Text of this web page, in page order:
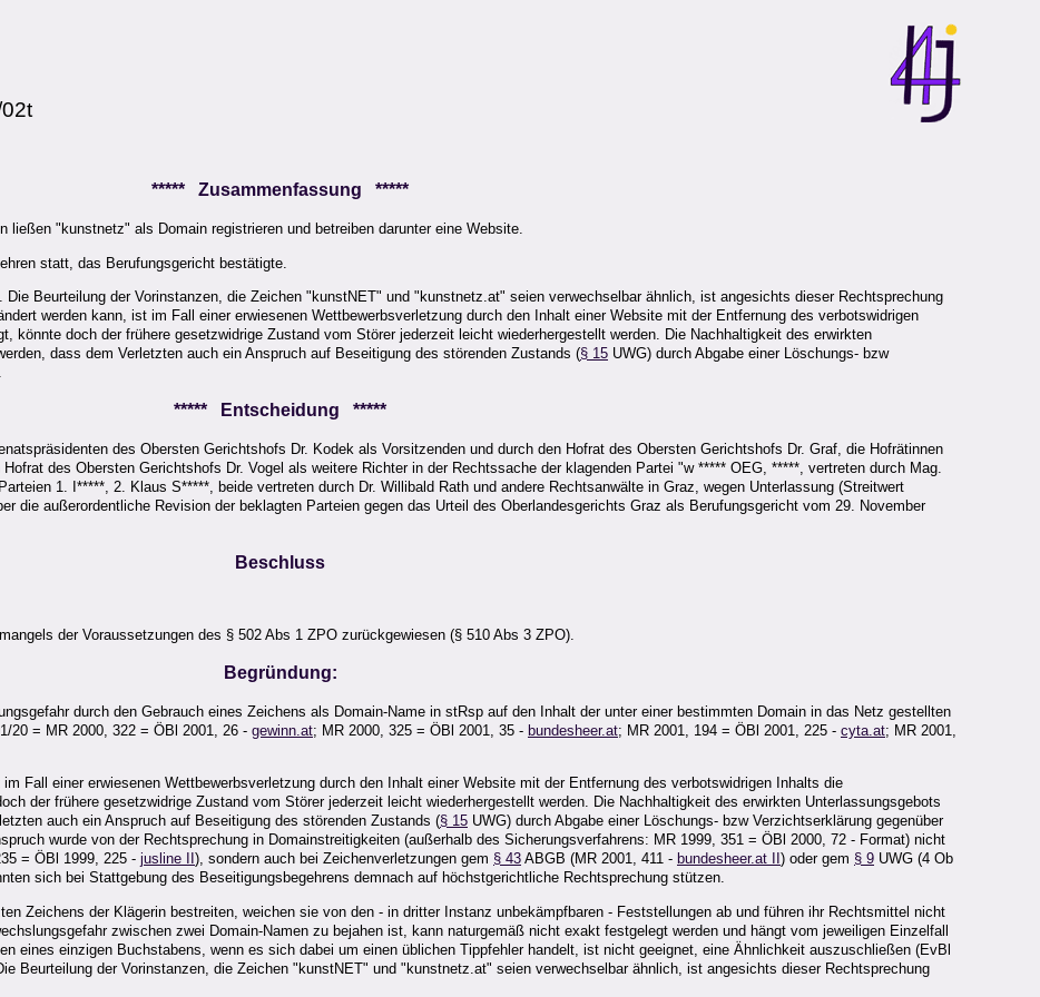
***** Zusammenfassung *****
"kunstnetz" als Domain registrieren und betreiben darunter eine Website.
statt, das Berufungsgericht bestätigte.
Beurteilung der Vorinstanzen, die Zeichen "kunstNET" und "kunstnetz.at" seien verwechselbar ähnlich, ist angesichts dieser Rechtsprechung
werden kann, ist im Fall einer erwiesenen Wettbewerbsverletzung durch den Inhalt einer Website mit der Entfernung des verbotswidrigen
könnte doch der frühere gesetzwidrige Zustand vom Störer jederzeit leicht wiederhergestellt werden. Die Nachhaltigkeit des erwirkten
dass dem Verletzten auch ein Anspruch auf Beseitigung des störenden Zustands (§ 15 UWG) durch Abgabe einer Löschungs- bzw
***** Entscheidung *****
des Obersten Gerichtshofs Dr. Kodek als Vorsitzenden und durch den Hofrat des Obersten Gerichtshofs Dr. Graf, die Hofrätinnen
des Obersten Gerichtshofs Dr. Vogel als weitere Richter in der Rechtssache der klagenden Partei "w ***** OEG, *****, vertreten durch Mag.
1. I*****, 2. Klaus S*****, beide vertreten durch Dr. Willibald Rath und andere Rechtsanwälte in Graz, wegen Unterlassung (Streitwert
die außerordentliche Revision der beklagten Parteien gegen das Urteil des Oberlandesgerichts Graz als Berufungsgericht vom 29. November
Beschluss
der Voraussetzungen des § 502 Abs 1 ZPO zurückgewiesen (§ 510 Abs 3 ZPO).
Begründung:
durch den Gebrauch eines Zeichens als Domain-Name in stRsp auf den Inhalt der unter einer bestimmten Domain in das Netz gestellten
20 = MR 2000, 322 = ÖBl 2001, 26 - gewinn.at; MR 2000, 325 = ÖBl 2001, 35 - bundesheer.at; MR 2001, 194 = ÖBl 2001, 225 - cyta.at; MR 2001,
Fall einer erwiesenen Wettbewerbsverletzung durch den Inhalt einer Website mit der Entfernung des verbotswidrigen Inhalts die
der frühere gesetzwidrige Zustand vom Störer jederzeit leicht wiederhergestellt werden. Die Nachhaltigkeit des erwirkten Unterlassungsgebots
auch ein Anspruch auf Beseitigung des störenden Zustands (§ 15 UWG) durch Abgabe einer Löschungs- bzw Verzichtserklärung gegenüber
wurde von der Rechtsprechung in Domainstreitigkeiten (außerhalb des Sicherungsverfahrens: MR 1999, 351 = ÖBl 2000, 72 - Format) nicht
= ÖBl 1999, 225 - jusline II ), sondern auch bei Zeichenverletzungen gem § 43 ABGB (MR 2001, 411 - bundesheer.at II ) oder gem § 9 UWG (4 Ob
sich bei Stattgebung des Beseitigungsbegehrens demnach auf höchstgerichtliche Rechtsprechung stützen.
Zeichens der Klägerin bestreiten, weichen sie von den - in dritter Instanz unbekämpfbaren - Feststellungen ab und führen ihr Rechtsmittel nicht
zwischen zwei Domain-Namen zu bejahen ist, kann naturgemäß nicht exakt festgelegt werden und hängt vom jeweiligen Einzelfall
eines einzigen Buchstabens, wenn es sich dabei um einen üblichen Tippfehler handelt, ist nicht geeignet, eine Ähnlichkeit auszuschließen (EvBl
Beurteilung der Vorinstanzen, die Zeichen "kunstNET" und "kunstnetz.at" seien verwechselbar ähnlich, ist angesichts dieser Rechtsprechung